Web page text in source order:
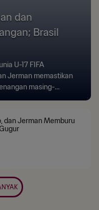
dan
Brasil
U-17 FIFA
Jerman memastikan
masing-
dan Jerman Memburu